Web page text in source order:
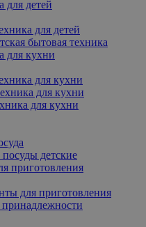
для детей
для детей
бытовая техника
для кухни
для кухни
для кухни
для кухни
детские
приготовления
для приготовления